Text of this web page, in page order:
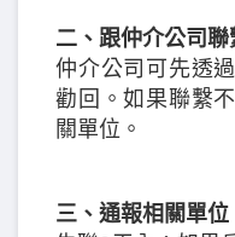
二、跟仲介公司聯
仲介公司可先透
勸回。如果聯繫
關單位。
三、通報相關單位